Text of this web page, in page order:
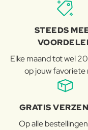
STEEDS
Elke maand tot wel
op jouw favoriete
GRATIS
Op alle